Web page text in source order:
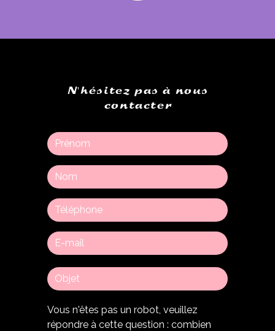
N'hésitez pas à nous
contacter
Vous n'êtes pas un robot, veuillez
répondre à cette question : combien